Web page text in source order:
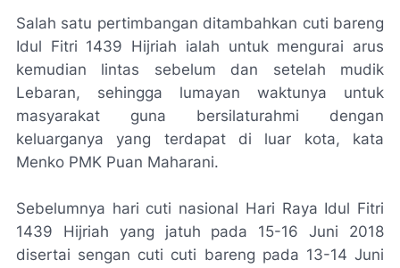
Salah satu pertimbangan ditambahkan cuti bareng
Idul Fitri 1439 Hijriah ialah untuk mengurai arus
kemudian lintas sebelum dan setelah mudik
Lebaran, sehingga lumayan waktunya untuk
masyarakat guna bersilaturahmi dengan
keluarganya yang terdapat di luar kota, kata
Menko PMK Puan Maharani.
Sebelumnya hari cuti nasional Hari Raya Idul Fitri
1439 Hijriah yang jatuh pada 15-16 Juni 2018
disertai sengan cuti cuti bareng pada 13-14 Juni